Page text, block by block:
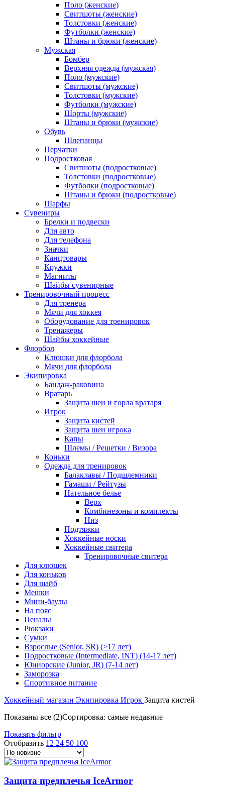
Поло (женские)
Свитшоты (женские)
Толстовки (женские)
Футболки (женские)
Штаны и брюки (женские)
Мужская
Бомбер
Верхняя одежда (мужская)
Поло (мужские)
Свитшоты (мужские)
Толстовки (мужские)
Футболки (мужские)
Шорты (мужские)
Штаны и брюки (мужские)
Обувь
Шлепанцы
Перчатки
Подростковая
Свитшоты (подростковые)
Толстовки (подростковые)
Футболки (подростковые)
Штаны и брюки (подростковые)
Шарфы
Сувениры
Брелки и подвески
Для авто
Для телефона
Значки
Канцтовары
Кружки
Магниты
Шайбы сувенирные
Тренировочный процесс
Для тренера
Мячи для хоккея
Оборудование для тренировок
Тренажеры
Шайбы хоккейные
Флорбол
Клюшки для флорбола
Мячи для флорбола
Экипировка
Бандаж-раковина
Вратарь
Защита шеи и горла вратаря
Игрок
Защита кистей
Защита шеи игрока
Капы
Шлемы / Решетки / Визора
Коньки
Одежда для тренировок
Балаклавы / Подшлемники
Гамаши / Рейтузы
Нательное белье
Верх
Комбинезоны и комплекты
Низ
Подтяжки
Хоккейные носки
Хоккейные свитера
Тренировочные свитера
Для клюшек
Для коньков
Для шайб
Мешки
Мини-баулы
На пояс
Пеналы
Рюкзаки
Сумки
Взрослые (Senior, SR) (>17 лет)
Подростковые (Intermediate, INT) (14-17 лет)
Юниорские (Junior, JR) (7-14 лет)
Заморозка
Спортивное питание
Хоккейный магазин Экипировка Игрок Защита кистей
Показаны все (2)Сортировка: самые недавние
Показать фильтр
Отобразить 12 24 50 100
Защита предплечья IceArmor